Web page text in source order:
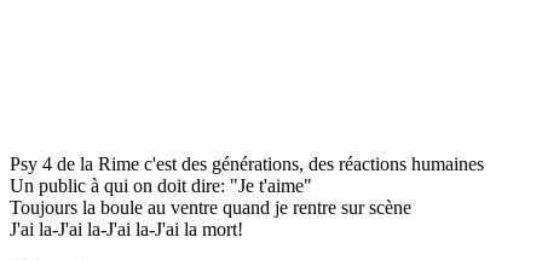
Psy 4 de la Rime c'est des générations, des réactions humaines
Un public à qui on doit dire: "Je t'aime"
Toujours la boule au ventre quand je rentre sur scène
J'ai la-J'ai la-J'ai la-J'ai la mort!